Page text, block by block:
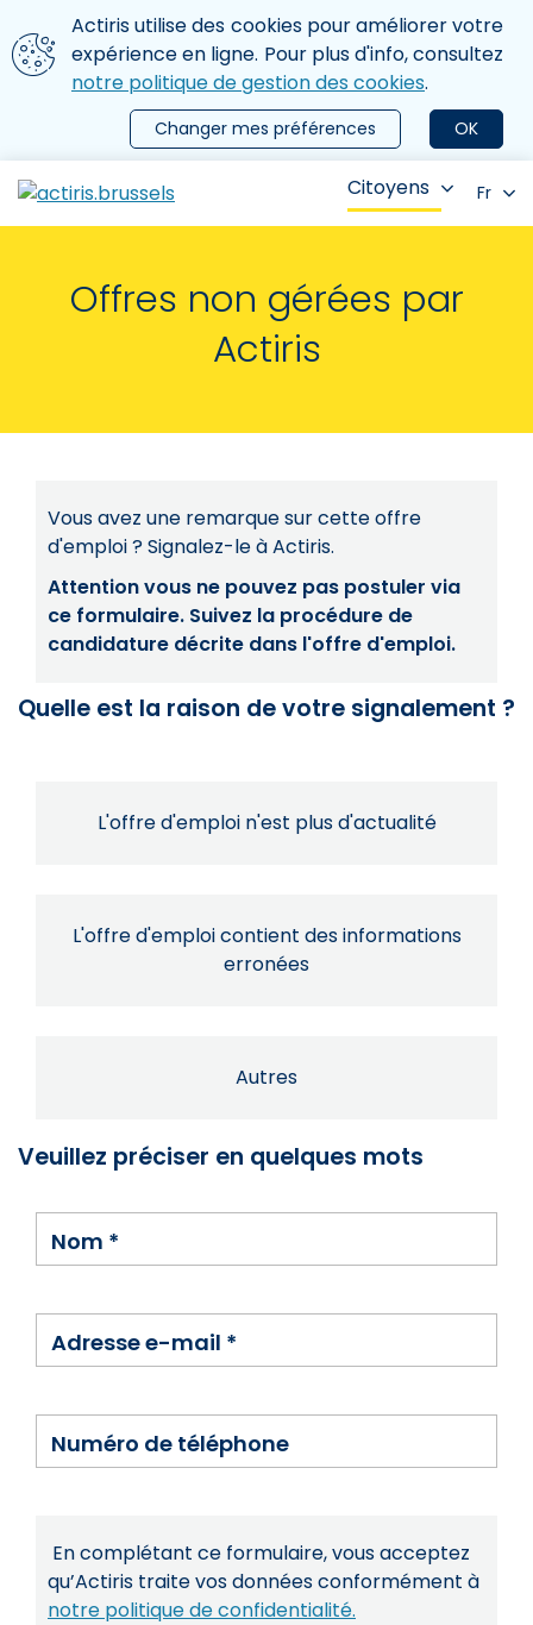
Aller au contenu principal
Nous utilisons des cookies
Actiris utilise des cookies pour améliorer votre
expérience en ligne. Pour plus d'info, consultez
notre politique de gestion des cookies.
OK
Changer mes préférences
le menu
Citoyens Fr
Offres non gérées par
Actiris
Vous avez une remarque sur cette offre
d'emploi ? Signalez-le à Actiris.
Attention vous ne pouvez pas postuler via
ce formulaire. Suivez la procédure de
candidature décrite dans l'offre d'emploi.
Quelle est la raison de votre signalement ?
L'offre d'emploi n'est plus d'actualité
L'offre d'emploi contient des informations
erronées
Autres
Veuillez préciser en quelques mots
Nom *
Adresse e-mail *
Numéro de téléphone
En complétant ce formulaire, vous acceptez
qu’Actiris traite vos données conformément à
notre politique de confidentialité.